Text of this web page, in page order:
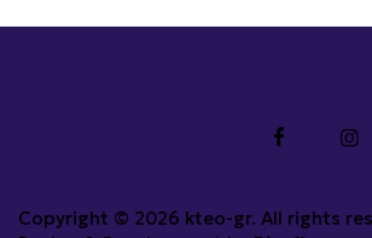
Copyright © 2026 kteo-gr. All rights